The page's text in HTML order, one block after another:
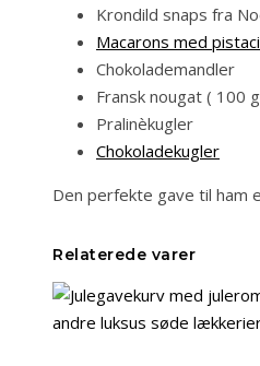
Krondild snaps fra
Macarons med
Chokolademandler
Fransk nougat ( 100
Pralinèkugler
Chokoladekugler
Den perfekte gave til ham
Relaterede varer